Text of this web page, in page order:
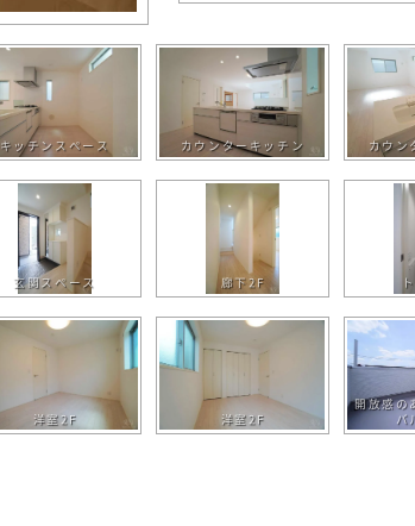
キッチンスペース カウンターキッチン カウン
玄関スペース 廊下2F
洋室2F 洋室2F
開放感の
バ